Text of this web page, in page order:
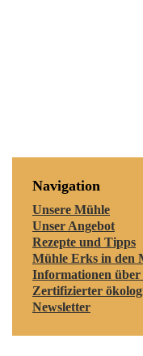
Navigation
Unsere Mühle
Unser Angebot
Rezepte und Tipps
Mühle Erks in den
Informationen
Zertifizierter
Newsletter